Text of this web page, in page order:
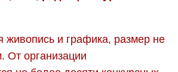
живопись и графика, размер не
От организации